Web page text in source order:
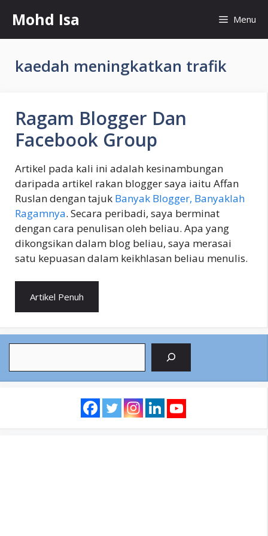
content
Mohd Isa Menu
kaedah meningkatkan trafik
Ragam Blogger Dan
Facebook Group
Artikel pada kali ini adalah kesinambungan
daripada artikel rakan blogger saya iaitu Affan
Ruslan dengan tajuk Banyak Blogger, Banyaklah
Ragamnya. Secara peribadi, saya berminat
dengan cara penulisan oleh beliau. Apa yang
dikongsikan dalam blog beliau, saya merasai
satu kepuasan dalam keikhlasan beliau menulis.
Artikel Penuh